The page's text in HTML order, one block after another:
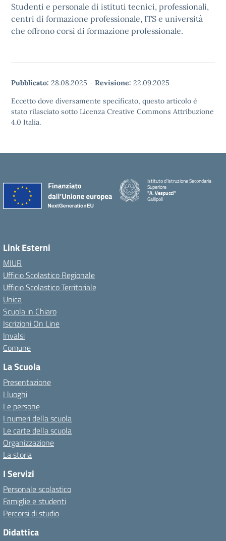
Studenti e personale di istituti tecnici, professionali,
centri di formazione professionale, ITS e università
che offrono corsi di formazione professionale.
Pubblicato: 28.08.2025 - Revisione: 22.09.2025
Eccetto dove diversamente specificato, questo articolo è
stato rilasciato sotto Licenza Creative Commons Attribuzione
4.0 Italia.
Istituto d'Istruzione Secondaria
Superiore
"A. Vespucci"
Gallipoli
Link Esterni
MIUR
Ufficio Scolastico Regionale
Ufficio Scolastico Territoriale
Unica
Scuola in Chiaro
Iscrizioni On Line
Invalsi
Comune
La Scuola
Presentazione
I luoghi
Le persone
I numeri della scuola
Le carte della scuola
Organizzazione
La storia
I Servizi
Personale scolastico
Famiglie e studenti
Percorsi di studio
Didattica